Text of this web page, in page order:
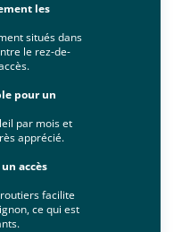
les
situés dans
le rez-de-
pour un
par mois et
apprécié.
accès
facilite
ce qui est